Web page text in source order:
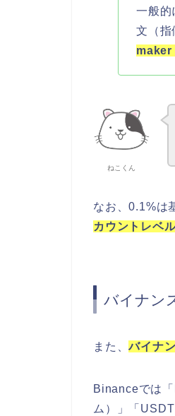
一般的
文（指
maker
ねこくん
なお、0.1%は
カウントレベ
バイナン
また、バイナ
Binanceでは
ム）」「